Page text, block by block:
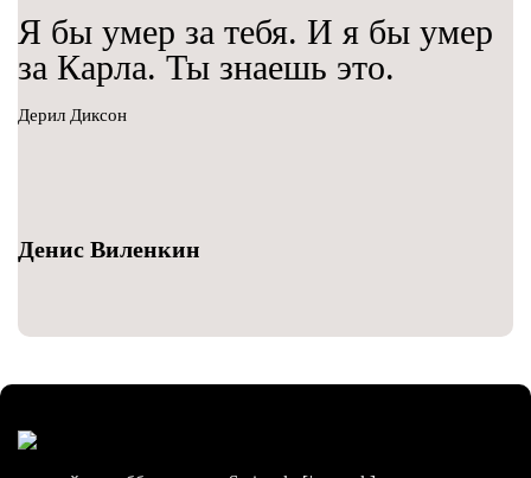
Я бы умер за тебя. И я бы умер
за Карла. Ты знаешь это.
Дерил Диксон
Денис Виленкин